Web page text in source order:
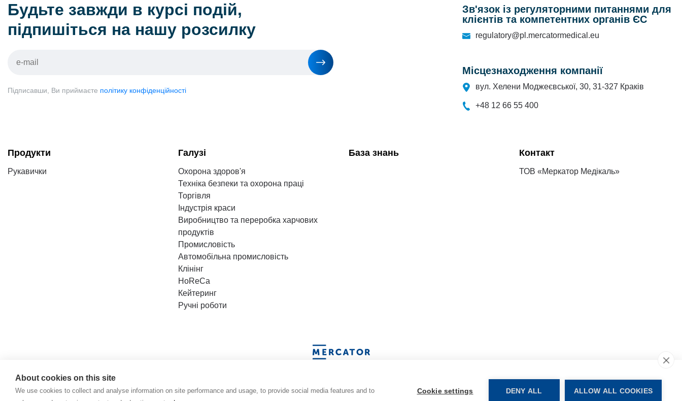
About cookies on this site
We use cookies to collect and analyse information on site performance and usage, to provide social media features and to
Cookie settings DENY ALL ALLOW ALL COOKIES
Будьте завжди в курсі подій,
підпишіться на нашу розсилку
Підписавши, Ви приймаєте політику конфіденційності
Зв'язок із регуляторними питаннями для
клієнтів та компетентних органів ЄС
regulatory@pl.mercatormedical.eu
Місцезнаходження компанії
вул. Хелени Моджеєвської, 30, 31-327 Краків
+48 12 66 55 400
Продукти
Рукавички
Галузі
Охорона здоров'я
Техніка безпеки та охорона праці
Торгівля
Індустрія краси
Виробництво та переробка харчових
продуктів
Промисловість
Автомобільна промисловість
Клінінг
HoReCa
Кейтеринг
Ручні роботи
База знань Контакт
ТОВ «Меркатор Медікаль»
Політика конфіденційності
Політика тимчасових файлів «cookies»